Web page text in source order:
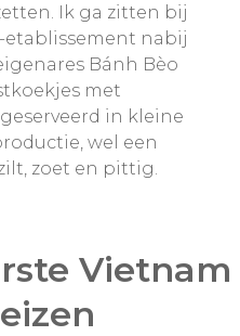
Ik ga zitten bij
nabij
Bánh Bèo
met
in kleine
wel een
zoet en pittig.
Vietnam